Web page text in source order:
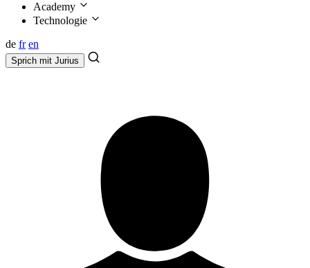
Academy
Technologie
de fr en
Sprich mit Jurius